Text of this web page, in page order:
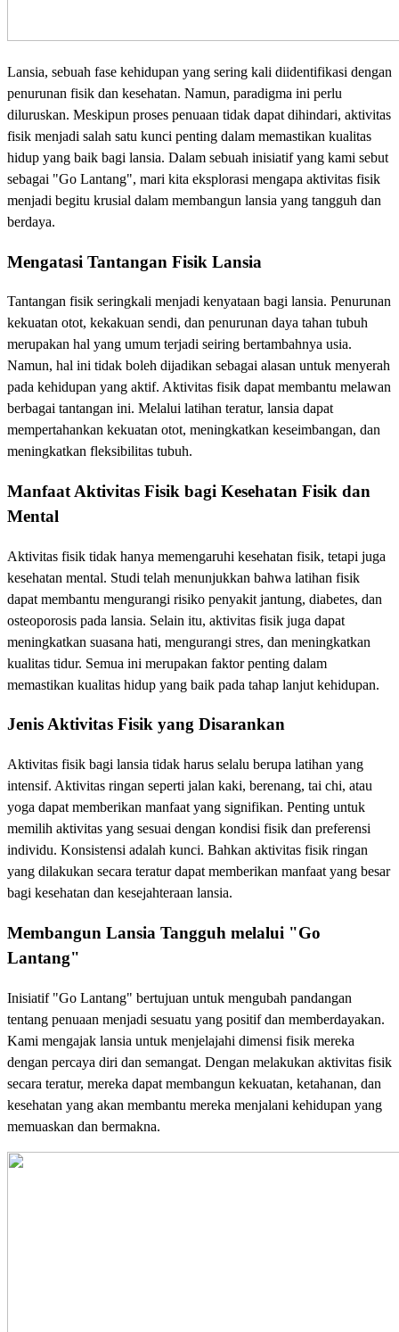
Lansia, sebuah fase kehidupan yang sering kali diidentifikasi dengan
penurunan fisik dan kesehatan. Namun, paradigma ini perlu
diluruskan. Meskipun proses penuaan tidak dapat dihindari, aktivitas
fisik menjadi salah satu kunci penting dalam memastikan kualitas
hidup yang baik bagi lansia. Dalam sebuah inisiatif yang kami sebut
sebagai "Go Lantang", mari kita eksplorasi mengapa aktivitas fisik
menjadi begitu krusial dalam membangun lansia yang tangguh dan
berdaya.
Mengatasi Tantangan Fisik Lansia
Tantangan fisik seringkali menjadi kenyataan bagi lansia. Penurunan
kekuatan otot, kekakuan sendi, dan penurunan daya tahan tubuh
merupakan hal yang umum terjadi seiring bertambahnya usia.
Namun, hal ini tidak boleh dijadikan sebagai alasan untuk menyerah
pada kehidupan yang aktif. Aktivitas fisik dapat membantu melawan
berbagai tantangan ini. Melalui latihan teratur, lansia dapat
mempertahankan kekuatan otot, meningkatkan keseimbangan, dan
meningkatkan fleksibilitas tubuh.
Manfaat Aktivitas Fisik bagi Kesehatan Fisik dan
Mental
Aktivitas fisik tidak hanya memengaruhi kesehatan fisik, tetapi juga
kesehatan mental. Studi telah menunjukkan bahwa latihan fisik
dapat membantu mengurangi risiko penyakit jantung, diabetes, dan
osteoporosis pada lansia. Selain itu, aktivitas fisik juga dapat
meningkatkan suasana hati, mengurangi stres, dan meningkatkan
kualitas tidur. Semua ini merupakan faktor penting dalam
memastikan kualitas hidup yang baik pada tahap lanjut kehidupan.
Jenis Aktivitas Fisik yang Disarankan
Aktivitas fisik bagi lansia tidak harus selalu berupa latihan yang
intensif. Aktivitas ringan seperti jalan kaki, berenang, tai chi, atau
yoga dapat memberikan manfaat yang signifikan. Penting untuk
memilih aktivitas yang sesuai dengan kondisi fisik dan preferensi
individu. Konsistensi adalah kunci. Bahkan aktivitas fisik ringan
yang dilakukan secara teratur dapat memberikan manfaat yang besar
bagi kesehatan dan kesejahteraan lansia.
Membangun Lansia Tangguh melalui "Go
Lantang"
Inisiatif "Go Lantang" bertujuan untuk mengubah pandangan
tentang penuaan menjadi sesuatu yang positif dan memberdayakan.
Kami mengajak lansia untuk menjelajahi dimensi fisik mereka
dengan percaya diri dan semangat. Dengan melakukan aktivitas fisik
secara teratur, mereka dapat membangun kekuatan, ketahanan, dan
kesehatan yang akan membantu mereka menjalani kehidupan yang
memuaskan dan bermakna.